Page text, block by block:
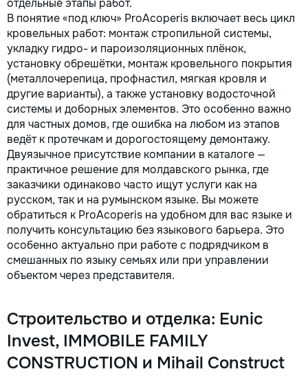
В понятие «под ключ» ProAcoperis включает весь цикл
кровельных работ: монтаж стропильной системы,
укладку гидро- и пароизоляционных плёнок,
установку обрешётки, монтаж кровельного покрытия
(металлочерепица, профнастил, мягкая кровля и
другие варианты), а также установку водосточной
системы и доборных элементов. Это особенно важно
для частных домов, где ошибка на любом из этапов
ведёт к протечкам и дорогостоящему демонтажу.
Двуязычное присутствие компании в каталоге —
практичное решение для молдавского рынка, где
заказчики одинаково часто ищут услуги как на
русском, так и на румынском языке. Вы можете
обратиться к ProAcoperis на удобном для вас языке и
получить консультацию без языкового барьера. Это
особенно актуально при работе с подрядчиком в
смешанных по языку семьях или при управлении
объектом через представителя.
Строительство и отделка: Eunic
Invest, IMMOBILE FAMILY
CONSTRUCTION и Mihail Construct